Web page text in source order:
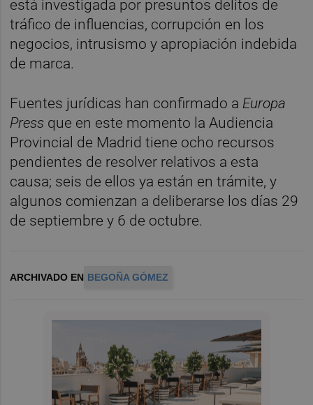
está investigada por presuntos delitos de
tráfico de influencias, corrupción en los
negocios, intrusismo y apropiación indebida
de marca.
Fuentes jurídicas han confirmado a Europa
Press que en este momento la Audiencia
Provincial de Madrid tiene ocho recursos
pendientes de resolver relativos a esta
causa; seis de ellos ya están en trámite, y
algunos comienzan a deliberarse los días 29
de septiembre y 6 de octubre.
ARCHIVADO EN BEGOÑA GÓMEZ